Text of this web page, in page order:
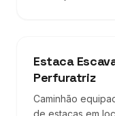
Estaca
Perfuratriz
Caminhão
de estacas em